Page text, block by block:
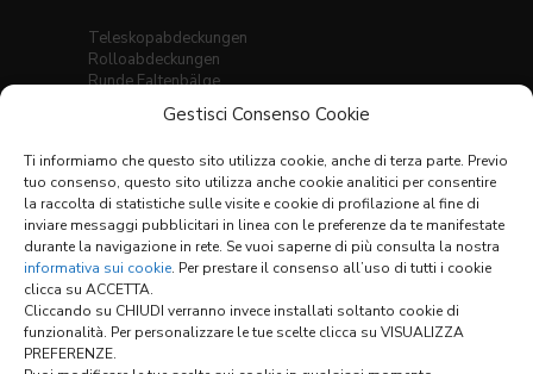
Gestisci Consenso Cookie
Ti informiamo che questo sito utilizza cookie, anche di terza parte. Previo
tuo consenso, questo sito utilizza anche cookie analitici per consentire
la raccolta di statistiche sulle visite e cookie di profilazione al fine di
inviare messaggi pubblicitari in linea con le preferenze da te manifestate
durante la navigazione in rete. Se vuoi saperne di più consulta la nostra
informativa sui cookie. Per prestare il consenso all’uso di tutti i cookie
clicca su ACCETTA.
Cliccando su CHIUDI verranno invece installati soltanto cookie di
funzionalità. Per personalizzare le tue scelte clicca su VISUALIZZA
PREFERENZE.
Teleskopabdeckungen
Rolloabdeckungen
Runde Faltenbälge
Eckige Faltenbälge, genäht
Faltenbälge für Hubtische
Faltenbälge
X-Y Abdeckungssysteme
Materialtabelle
Allgemeine Verkaufsbedingungen
Links: